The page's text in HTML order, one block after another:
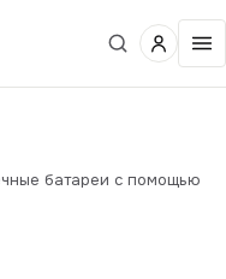
батареи с помощью